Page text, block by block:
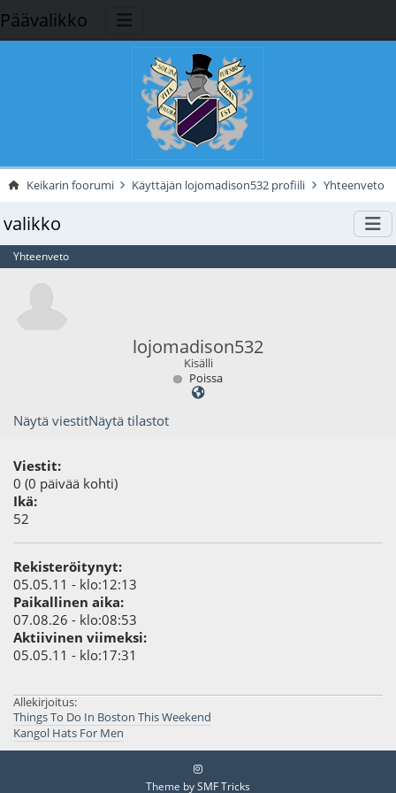
Päävalikko
Keikarin foorumi Käyttäjän lojomadison532 profiili Yhteenveto
valikko
Yhteenveto
lojomadison532
Kisälli
Poissa
Näytä viestitNäytä tilastot
Viestit:
0 (0 päivää kohti)
Ikä:
52
Rekisteröitynyt:
05.05.11 - klo:12:13
Paikallinen aika:
07.08.26 - klo:08:53
Aktiivinen viimeksi:
05.05.11 - klo:17:31
Allekirjoitus:
Things To Do In Boston This Weekend
Kangol Hats For Men
Theme bySMF Tricks